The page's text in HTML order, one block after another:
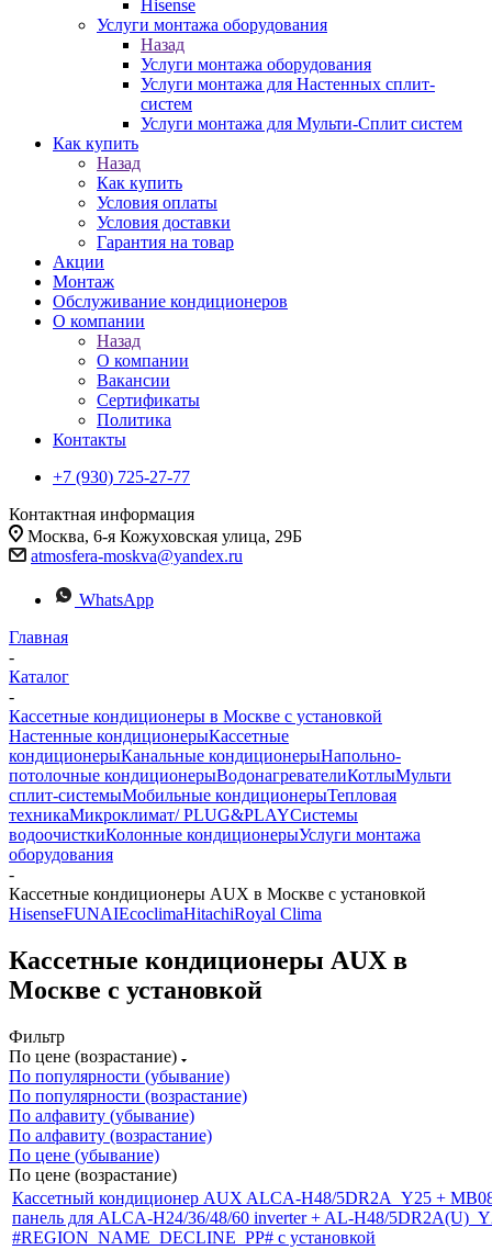
Hisense
Услуги монтажа оборудования
Назад
Услуги монтажа оборудования
Услуги монтажа для Настенных сплит-
систем
Услуги монтажа для Мульти-Сплит систем
Как купить
Назад
Как купить
Условия оплаты
Условия доставки
Гарантия на товар
Акции
Монтаж
Обслуживание кондиционеров
О компании
Назад
О компании
Вакансии
Сертификаты
Политика
Контакты
+7 (930) 725-27-77
Контактная информация
Москва, 6-я Кожуховская улица, 29Б
atmosfera-moskva@yandex.ru
WhatsApp
Главная
-
Каталог
-
Кассетные кондиционеры в Москве с установкой
Настенные кондиционерыКассетные
кондиционерыКанальные кондиционерыНапольно-
потолочные кондиционерыВодонагревателиКотлыМульти
сплит-системыМобильные кондиционерыТепловая
техникаМикроклимат/ PLUG&PLAYСистемы
водоочисткиКолонные кондиционерыУслуги монтажа
оборудования
-
Кассетные кондиционеры AUX в Москве с установкой
HisenseFUNAIEcoclimaHitachiRoyal Clima
Кассетные кондиционеры AUX в
Москве с установкой
Фильтр
По цене (возрастание)
По популярности (убывание)
По популярности (возрастание)
По алфавиту (убывание)
По алфавиту (возрастание)
По цене (убывание)
По цене (возрастание)
Кассетный кондиционер AUX ALCA-H48/5DR2A_Y25 +
панель для ALCA-H24/36/48/60 inverter + AL-H48/
#REGION_NAME_DECLINE_PP# с установкой